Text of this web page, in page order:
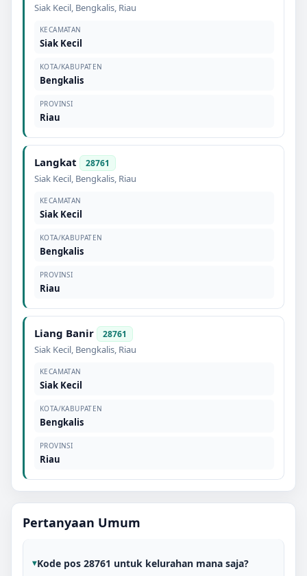
Siak Kecil, Bengkalis, Riau
KECAMATAN
Siak Kecil
KOTA/KABUPATEN
Bengkalis
PROVINSI
Riau
Langkat 28761
Siak Kecil, Bengkalis, Riau
KECAMATAN
Siak Kecil
KOTA/KABUPATEN
Bengkalis
PROVINSI
Riau
Liang Banir 28761
Siak Kecil, Bengkalis, Riau
KECAMATAN
Siak Kecil
KOTA/KABUPATEN
Bengkalis
PROVINSI
Riau
Pertanyaan Umum
Kode pos 28761 untuk kelurahan mana saja?